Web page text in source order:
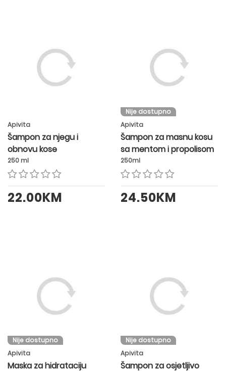
Apivita
Šampon za njegu i
obnovu kose
250 ml
22.00KM
Nije dostupno
Apivita
Šampon za masnu kosu
sa mentom i propolisom
250ml
24.50KM
Nije dostupno
Apivita
Maska za hidrataciju
Nije dostupno
Apivita
Šampon za osjetljivo